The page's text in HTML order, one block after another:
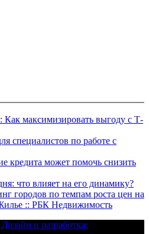
Как максимизировать выгоду с Т-
специалистов по работе с
кредита может помочь снизить
что влияет на его динамику?
городов по темпам роста цен на
:: РБК Недвижимость
Дизайн и разработка: